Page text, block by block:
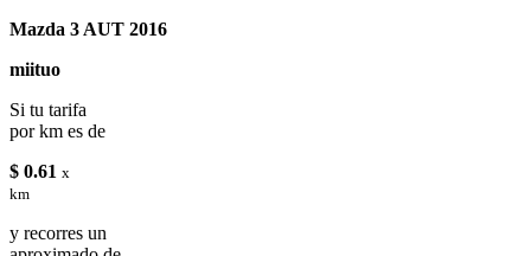
Mazda 3 AUT 2016
miituo
Si tu tarifa
por km es de
$ 0.61 x
km
y recorres un